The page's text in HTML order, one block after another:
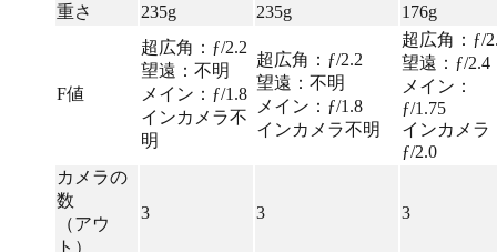
重さ
235g 235g 176g
F値
超広角：ƒ/2.2
望遠：不明
メイン：ƒ/1.8
インカメラ不
明
超広角：ƒ/2.2
望遠：不明
メイン：ƒ/1.8
インカメラ不明
超広角：ƒ/
望遠：ƒ/2.4
メイン：
ƒ/1.75
インカメラ
ƒ/2.0
カメラの
数
（アウ
ト）
3 3 3